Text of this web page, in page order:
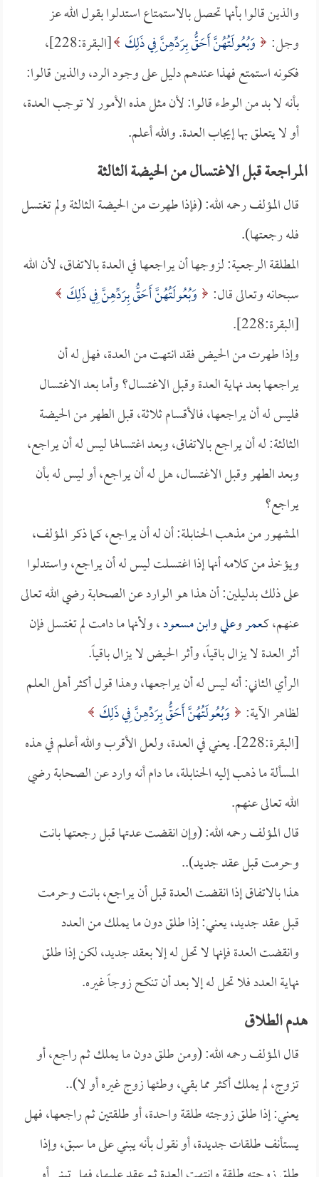
والذين قالوا بأنها تحصل بالاستمتاع استدلوا بقول الله عز
وجل:
وَبُعُولَتُهُنَّ أَحَقُّ بِرَدِّهِنَّ فِي ذَلِكَ
[البقرة:228]،
فكونه استمتع فهذا عندهم دليل على وجود الرد، والذين قالوا:
بأنه لا بد من الوطء قالوا: لأن مثل هذه الأمور لا توجب العدة،
أو لا يتعلق بها إيجاب العدة. والله أعلم.
المراجعة قبل الاغتسال من الحيضة الثالثة
قال المؤلف رحمه الله: (فإذا طهرت من الحيضة الثالثة ولم تغتسل
فله رجعتها).
المطلقة الرجعية: لزوجها أن يراجعها في العدة بالاتفاق، لأن الله
سبحانه وتعالى قال:
وَبُعُولَتُهُنَّ أَحَقُّ بِرَدِّهِنَّ فِي ذَلِكَ
[البقرة:228].
وإذا طهرت من الحيض فقد انتهت من العدة، فهل له أن
يراجعها بعد نهاية العدة وقبل الاغتسال؟ وأما بعد الاغتسال
فليس له أن يراجعها، فالأقسام ثلاثة، قبل الطهر من الحيضة
الثالثة: له أن يراجع بالاتفاق، وبعد اغتسالها ليس له أن يراجع،
وبعد الطهر وقبل الاغتسال، هل له أن يراجع، أو ليس له بأن
يراجع؟
المشهور من مذهب الحنابلة: أن له أن يراجع، كما ذكر المؤلف،
ويؤخذ من كلامه أنها إذا اغتسلت ليس له أن يراجع، واستدلوا
على ذلك بدليلين: أن هذا هو الوارد عن الصحابة رضي الله تعالى
عنهم، كـعمروعليوابن مسعود، ولأنها ما دامت لم تغتسل فإن
أثر العدة لا يزال باقياً، وأثر الحيض لا يزال باقياً.
الرأي الثاني: أنه ليس له أن يراجعها، وهذا قول أكثر أهل العلم
لظاهر الآية:
وَبُعُولَتُهُنَّ أَحَقُّ بِرَدِّهِنَّ فِي ذَلِكَ
[البقرة:228]. يعني في العدة، ولعل الأقرب والله أعلم في هذه
المسألة ما ذهب إليه الحنابلة، ما دام أنه وارد عن الصحابة رضي
الله تعالى عنهم.
قال المؤلف رحمه الله: (وإن انقضت عدتها قبل رجعتها بانت
وحرمت قبل عقد جديد)..
هذا بالاتفاق إذا انقضت العدة قبل أن يراجع، بانت وحرمت
قبل عقد جديد، يعني: إذا طلق دون ما يملك من العدد
وانقضت العدة فإنها لا تحل له إلا بعقد جديد، لكن إذا طلق
نهاية العدد فلا تحل له إلا بعد أن تنكح زوجاً غيره.
هدم الطلاق
قال المؤلف رحمه الله: (ومن طلق دون ما يملك ثم راجع، أو
تزوج، لم يملك أكثر مما بقي، وطئها زوج غيره أو لا)..
يعني: إذا طلق زوجته طلقة واحدة، أو طلقتين ثم راجعها، فهل
يستأنف طلقات جديدة، أو نقول بأنه يبني على ما سبق، وإذا